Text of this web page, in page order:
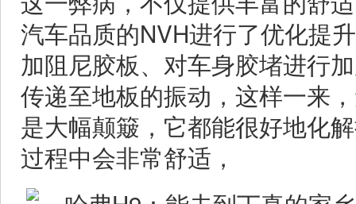
汽车品质的NVH进行了优化提
加阻尼胶板、对车身胶堵进行
传递至地板的振动，这样一来
是大幅颠簸，它都能很好地化
过程中会非常舒适，